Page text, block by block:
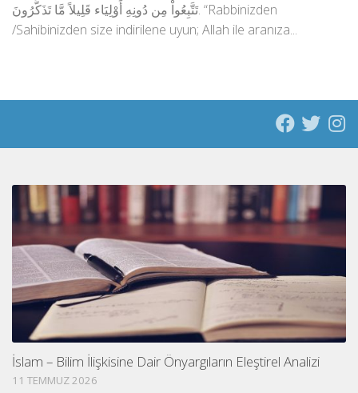
تَتَّبِعُواْ مِن دُونِهِ أَوْلِيَاء قَلِيلاً مَّا تَذَكَّرُونَ. “Rabbinizden
/Sahibinizden size indirilene uyun; Allah ile aranıza...
İslam – Bilim İlişkisine Dair Önyargıların Eleştirel Analizi
11 TEMMUZ 2026